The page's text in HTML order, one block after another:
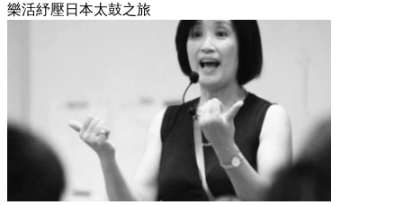
樂活紓壓日本太鼓之旅